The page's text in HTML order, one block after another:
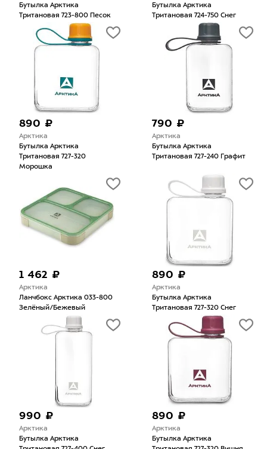
Бутылка Арктика
Тритановая 723-800 Песок
Бутылка Арктика
Тритановая 724-750 Cнег
890 ₽
Арктика
Бутылка Арктика
Тритановая 727-320
Морошка
790 ₽
Арктика
Бутылка Арктика
Тритановая 727-240 Графит
1 462 ₽
Арктика
Ланчбокс Арктика 033-800
Зелёный/Бежевый
890 ₽
Арктика
Бутылка Арктика
Тритановая 727-320 Cнег
990 ₽
Арктика
Бутылка Арктика
890 ₽
Арктика
Бутылка Арктика